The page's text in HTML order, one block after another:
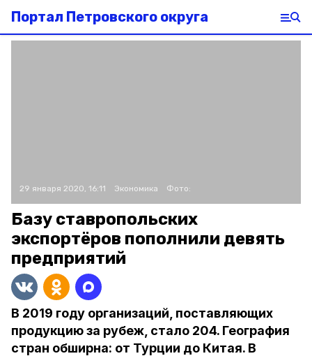
Портал Петровского округа
29 января 2020, 16:11 Экономика Фото:
Базу ставропольских
экспортёров пополнили девять
предприятий
В 2019 году организаций, поставляющих
продукцию за рубеж, стало 204. География
стран обширна: от Турции до Китая. В